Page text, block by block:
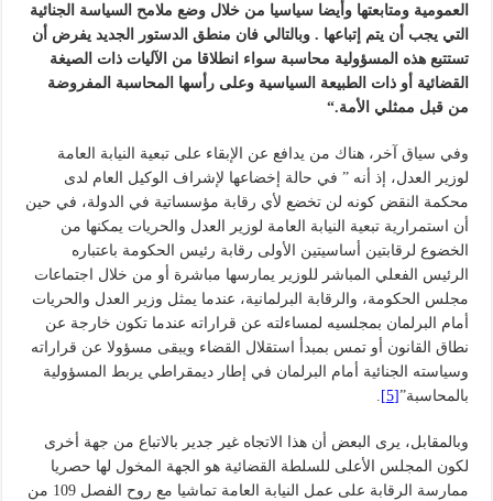
العمومية ومتابعتها وأيضا سياسيا من خلال وضع ملامح السياسة الجنائية
التي يجب أن يتم إتباعها . وبالتالي فان منطق الدستور الجديد يفرض أن
تستتبع هذه المسؤولية محاسبة سواء انطلاقا من الآليات ذات الصيغة
القضائية أو ذات الطبيعة السياسية وعلى رأسها المحاسبة المفروضة
من قبل ممثلي الأمة.
“
وفي سياق آخر، هناك من يدافع عن الإبقاء على تبعية النيابة العامة
لوزير العدل، إذ أنه ” في حالة إخضاعها لإشراف الوكيل العام لدى
محكمة النقض كونه لن تخضع لأي رقابة مؤسساتية في الدولة، في حين
أن استمرارية تبعية النيابة العامة لوزير العدل والحريات يمكنها من
الخضوع لرقابتين أساسيتين الأولى رقابة رئيس الحكومة باعتباره
الرئيس الفعلي المباشر للوزير يمارسها مباشرة أو من خلال اجتماعات
مجلس الحكومة، والرقابة البرلمانية، عندما يمثل وزير العدل والحريات
أمام البرلمان بمجلسيه لمساءلته عن قراراته عندما تكون خارجة عن
نطاق القانون أو تمس بمبدأ استقلال القضاء ويبقى مسؤولا عن قراراته
وسياسته الجنائية أمام البرلمان في إطار ديمقراطي يربط المسؤولية
بالمحاسبة”[5]
وبالمقابل، يرى البعض أن هذا الاتجاه غير جدير بالاتباع من جهة أخرى
لكون المجلس الأعلى للسلطة القضائية هو الجهة المخول لها حصريا
ممارسة الرقابة على عمل النيابة العامة تماشيا مع روح الفصل 109 من